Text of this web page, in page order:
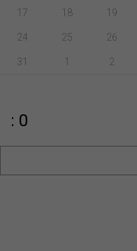
17 18 19
24 25 26
31 1 2
: 0